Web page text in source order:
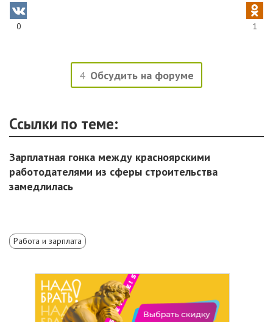
0 1
4 Обсудить на форуме
Ссылки по теме:
Зарплатная гонка между красноярскими
работодателями из сферы строительства
замедлилась
Работа и зарплата